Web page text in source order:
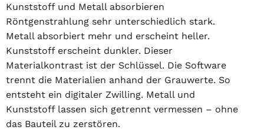
Kunststoff und Metall absorbieren
Röntgenstrahlung sehr unterschiedlich stark.
Metall absorbiert mehr und erscheint heller.
Kunststoff erscheint dunkler. Dieser
Materialkontrast ist der Schlüssel. Die Software
trennt die Materialien anhand der Grauwerte. So
entsteht ein digitaler Zwilling. Metall und
Kunststoff lassen sich getrennt vermessen – ohne
das Bauteil zu zerstören.